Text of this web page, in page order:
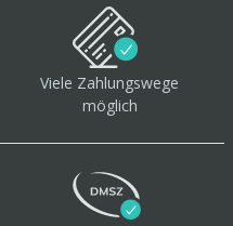
Viele Zahlungswege
möglich